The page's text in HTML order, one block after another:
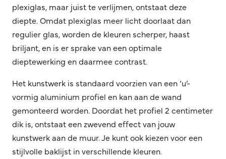
plexiglas, maar juist te verlijmen, ontstaat deze
diepte. Omdat plexiglas meer licht doorlaat dan
regulier glas, worden de kleuren scherper, haast
briljant, en is er sprake van een optimale
dieptewerking en daarmee contrast.
Het kunstwerk is standaard voorzien van een ‘u’-
vormig aluminium profiel en kan aan de wand
gemonteerd worden. Doordat het profiel 2 centimeter
dik is, ontstaat een zwevend effect van jouw
kunstwerk aan de muur. Je kunt ook kiezen voor een
stijlvolle baklijst in verschillende kleuren.